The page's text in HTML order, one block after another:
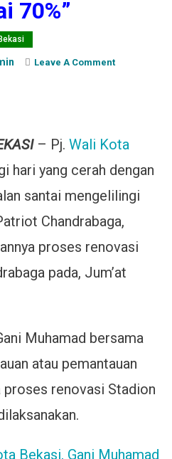
70%”
Bekasi
Leave A CommentOn
Wali
Kota
“Sudah
Capai
– Pj. Wali Kota
hari yang cerah dengan
santai mengelilingi
Chandrabaga,
proses renovasi
pada, Jum’at
Muhamad bersama
atau pemantauan
proses renovasi Stadion
Bekasi, Gani Muhamad